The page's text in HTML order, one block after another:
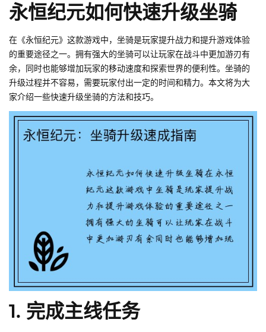
永恒纪元如何快速升级坐骑
在《永恒纪元》这款游戏中，坐骑是玩家提升战力和提升游戏体验
的重要途径之一。拥有强大的坐骑可以让玩家在战斗中更加游刃有
余，同时也能够增加玩家的移动速度和探索世界的便利性。坐骑的
升级过程并不容易，需要玩家付出一定的时间和精力。本文将为大
家介绍一些快速升级坐骑的方法和技巧。
1. 完成主线任务